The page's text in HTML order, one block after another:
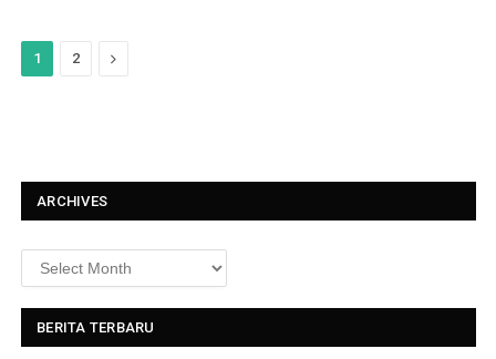
1 2
N
ARCHIVES
BERITA TERBARU